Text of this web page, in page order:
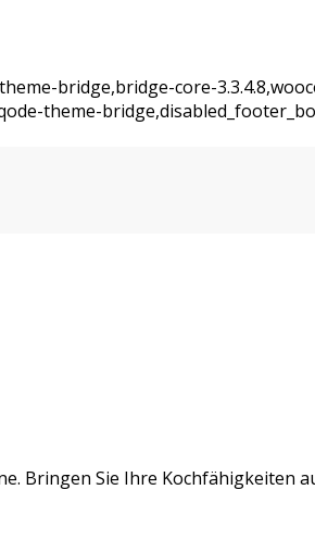
bridge,bridge-core-
theme-
Bringen Sie Ihre Kochfähigkeiten